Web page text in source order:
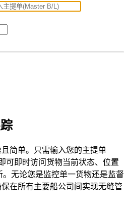
简单。只需输入您的主提单
可即时访问货物当前状态、位置
无论您是监控单一货物还是监督
在所有主要船公司间实现无缝管